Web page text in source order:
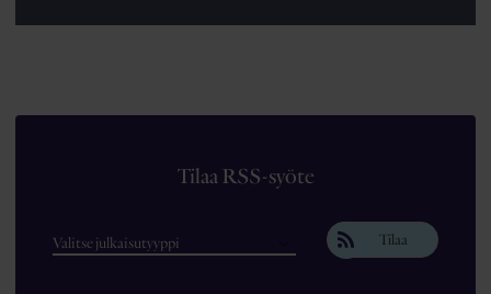
Tilaa RSS-syöte
Tilaa